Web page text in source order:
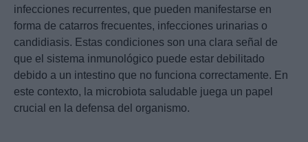
infecciones recurrentes, que pueden manifestarse en
forma de catarros frecuentes, infecciones urinarias o
candidiasis. Estas condiciones son una clara señal de
que el sistema inmunológico puede estar debilitado
debido a un intestino que no funciona correctamente. En
este contexto, la microbiota saludable juega un papel
crucial en la defensa del organismo.